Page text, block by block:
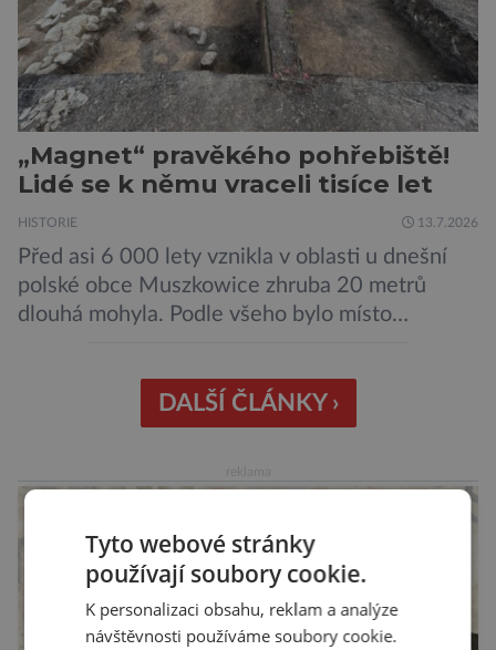
„Magnet“ pravěkého pohřebiště!
Lidé se k němu vraceli tisíce let
HISTORIE 13.7.2026
Před asi 6 000 lety vznikla v oblasti u dnešní
polské obce Muszkowice zhruba 20 metrů
dlouhá mohyla. Podle všeho bylo místo
mohyl, které se nacházejí v ose té starší. Na
archeologických pracích se podíleli experti ze
DALŠÍ ČLÁNKY ›
Tyto webové stránky
používají soubory cookie.
K personalizaci obsahu, reklam a analýze
návštěvnosti používáme soubory cookie.